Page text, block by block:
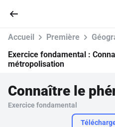
Parcourir
Accueil Première
Exercice fondamental :
métropolisation
Exercice fondamental